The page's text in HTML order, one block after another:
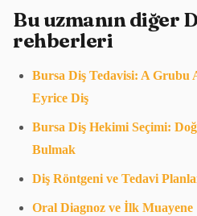
Bu uzmanın diğer
rehberleri
Bursa Diş Tedavisi: A Grubu
Eyrice Diş
Bursa Diş Hekimi Seçimi:
Bulmak
Diş Röntgeni ve Tedavi
Oral Diagnoz ve İlk Muayene